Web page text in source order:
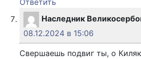
Ответить
Наследник
08.12.2024 в 15:06
Свершаешь подвиг ты, о